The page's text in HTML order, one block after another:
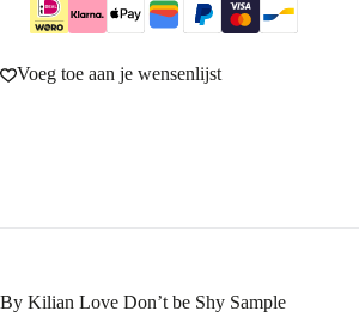
Voeg toe aan je wensenlijst
By Kilian Love Don’t be Shy Sample